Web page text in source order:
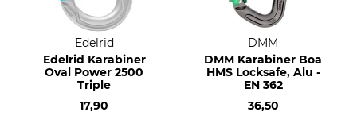
Edelrid
Edelrid Karabiner
Oval Power 2500
Triple
17,90
DMM
DMM Karabiner Boa
HMS Locksafe, Alu -
EN 362
36,50